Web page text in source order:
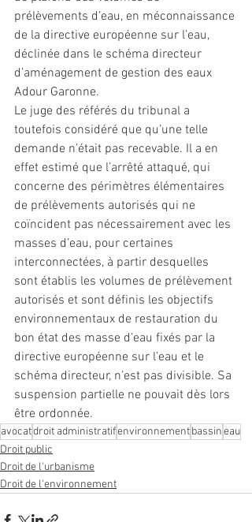
prélèvements d’eau, en méconnaissance
de la directive européenne sur l’eau,
déclinée dans le schéma directeur
d’aménagement de gestion des eaux
Adour Garonne.
Le juge des référés du tribunal a
toutefois considéré que qu’une telle
demande n’était pas recevable. Il a en
effet estimé que l’arrêté attaqué, qui
concerne des périmètres élémentaires
de prélèvements autorisés qui ne
coïncident pas nécessairement avec les
masses d’eau, pour certaines
interconnectées, à partir desquelles
sont établis les volumes de prélèvement
autorisés et sont définis les objectifs
environnementaux de restauration du
bon état des masse d’eau fixés par la
directive européenne sur l’eau et le
schéma directeur, n’est pas divisible. Sa
suspension partielle ne pouvait dès lors
être ordonnée.
avocatdroit administratifenvironnementbassineau
Droit public
Droit de l'urbanisme
Droit de l'environnement